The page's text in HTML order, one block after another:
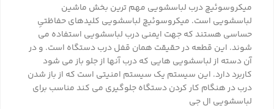
میکروسوئیچ درب لباسشویی مهم ترین بخش ماشین
لباسشویی است. میکروسوئیچ لباسشویی کلیدهای حفاظتیِ
حساسی هستند که جهت ایمنی درب لباسشویی استفاده می
شوند. این قطعه در حقیقت همان قفل درب دستگاه است. و در
آن دسته از لباسشویی هایی که درب آنها از جلو باز می شود
کاربرد دارد. این سیستم یک سیستم امنیتی است که از باز شدن
درب در هنگام کار کردن دستگاه جلوگیری می کند مناسب برای
لباسشویی ال جی